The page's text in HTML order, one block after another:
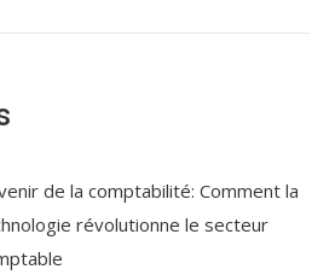
de la comptabilité: Comment la
révolutionne le secteur